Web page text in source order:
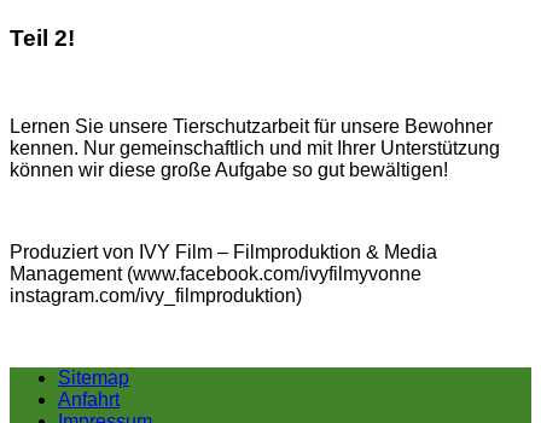
Teil 2!
Lernen Sie unsere Tierschutzarbeit für unsere Bewohner
kennen. Nur gemeinschaftlich und mit Ihrer Unterstützung
können wir diese große Aufgabe so gut bewältigen!
Produziert von IVY Film – Filmproduktion & Media
Management (www.facebook.com/ivyfilmyvonne
instagram.com/ivy_filmproduktion)
Sitemap
Anfahrt